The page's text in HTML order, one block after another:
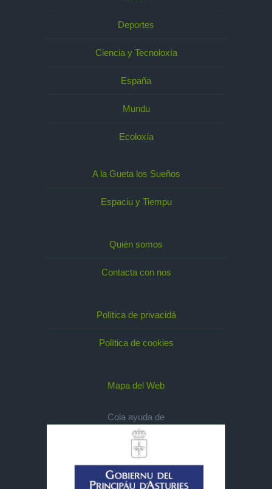
Deportes
Ciencia y Tecnoloxía
España
Mundu
Ecoloxía
A la Gueta los Sueños
Espaciu y Tiempu
Quién somos
Contacta con nos
Política de privacidá
Política de cookies
Mapa del Web
Cola ayuda de